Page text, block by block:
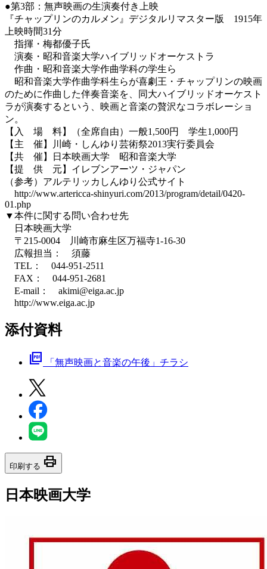
●第3部：無声映画の生演奏付き上映
『チャップリンのカルメン』デジタルリマスター版 1915年
上映時間31分
指揮・梅都優子氏
演奏・昭和音楽大学ハイブリッドオーケストラ
作曲・昭和音楽大学作曲学科の学生ら
昭和音楽大学作曲学科生らが喜劇王・チャップリンの映画
のために作曲した伴奏音楽を、同大ハイブリッドオーケスト
ラが演奏するという、映画と音楽の贅沢なコラボレーショ
ン。
【入 場 料】（全席自由）一般1,500円 学生1,000円
【主 催】川崎・しんゆり芸術祭2013実行委員会
【共 催】日本映画大学 昭和音楽大学
【提 供 元】イレブンアーツ・ジャパン
（参考）アルテリッカしんゆり公式サイト
http://www.artericca-shinyuri.com/2013/program/detail/0420-
01.php
▼本件に関する問い合わせ先
日本映画大学
〒215-0004 川崎市麻生区万福寺1-16-30
広報担当： 須藤
TEL： 044-951-2511
FAX： 044-951-2681
E-mail： akimi@eiga.ac.jp
http://www.eiga.ac.jp
添付資料
picture_as_pdf 「無声映画と音楽の午後」チラシ
印刷する print
日本映画大学